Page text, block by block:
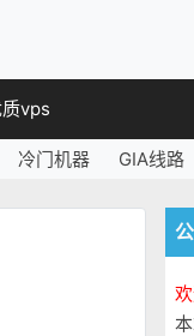
vps
冷门机器 GIA线路